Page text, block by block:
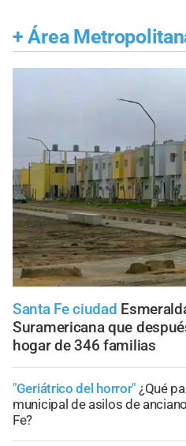
+ Área
Santa Fe ciudad
Suramericana que
hogar de 346 familias
"Geriátrico del horror" ¿Qué
municipal de asilos de
Fe?